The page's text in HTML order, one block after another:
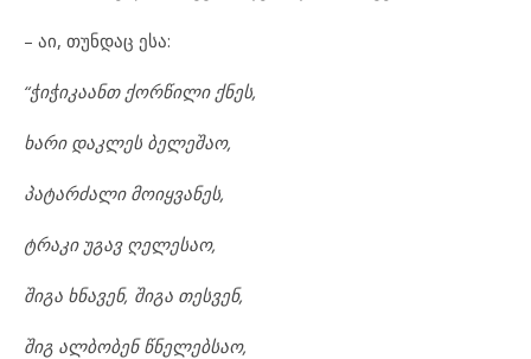
– აი, თუნდაც ესა:
“ჭიჭიკაანთ ქორწილი ქნეს,
ხარი დაკლეს ბელეშაო,
პატარძალი მოიყვანეს,
ტრაკი უგავ ღელესაო,
შიგა ხნავენ, შიგა თესვენ,
შიგ ალბობენ წნელებსაო,